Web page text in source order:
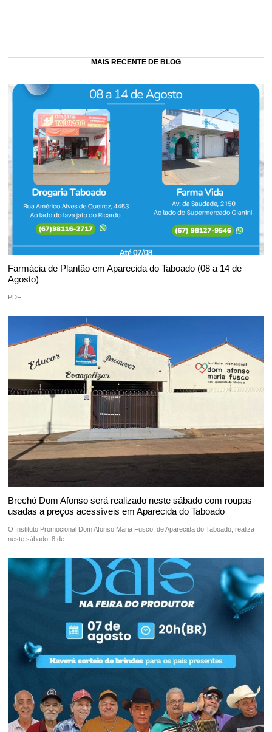
MAIS RECENTE DE BLOG
Farmácia de Plantão em Aparecida do Taboado (08 a 14 de
Agosto)
PDF
Brechó Dom Afonso será realizado neste sábado com roupas
usadas a preços acessíveis em Aparecida do Taboado
O Instituto Promocional Dom Afonso Maria Fusco, de Aparecida do Taboado, realiza
neste sábado, 8 de